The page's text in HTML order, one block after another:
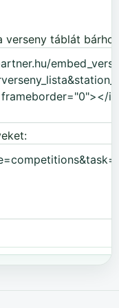
verseny táblát